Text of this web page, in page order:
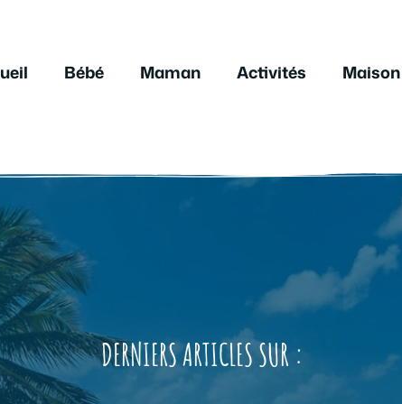
Bébé Maman Activités Maison
DERNIERS ARTICLES SUR :